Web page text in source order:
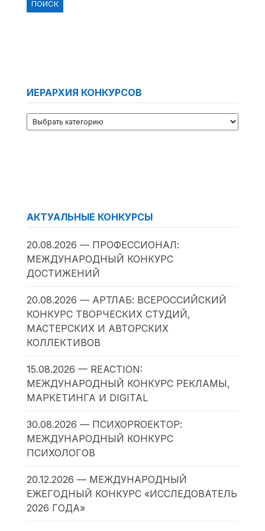
ИЕРАРХИЯ КОНКУРСОВ
АКТУАЛЬНЫЕ КОНКУРСЫ
20.08.2026 — ПРОФЕССИОНАЛ:
МЕЖДУНАРОДНЫЙ КОНКУРС
ДОСТИЖЕНИЙ
20.08.2026 — АРТЛАБ: ВСЕРОССИЙСКИЙ
КОНКУРС ТВОРЧЕСКИХ СТУДИЙ,
МАСТЕРСКИХ И АВТОРСКИХ
КОЛЛЕКТИВОВ
15.08.2026 — REACTION:
МЕЖДУНАРОДНЫЙ КОНКУРС РЕКЛАМЫ,
МАРКЕТИНГА И DIGITAL
30.08.2026 — ПСИХОPROЕКТОР:
МЕЖДУНАРОДНЫЙ КОНКУРС
ПСИХОЛОГОВ
20.12.2026 — МЕЖДУНАРОДНЫЙ
ЕЖЕГОДНЫЙ КОНКУРС «ИССЛЕДОВАТЕЛЬ
2026 ГОДА»